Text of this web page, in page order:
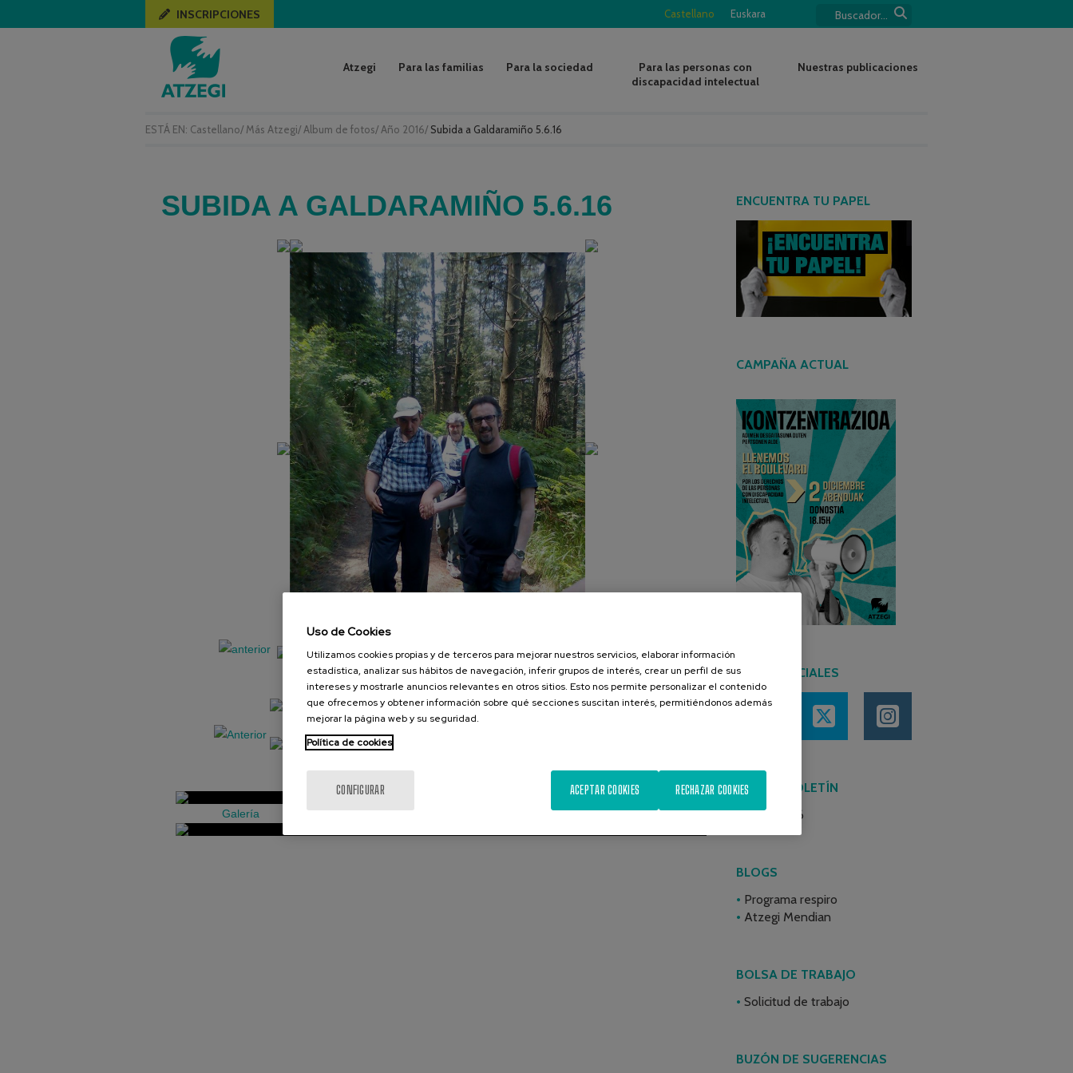
ESTÁ EN: Castellano/ Más Atzegi/ Album de fotos/ Año 2016/ Subida a Galdaramiño 5.6.16
Castellano Euskara
INSCRIPCIONES
Atzegi Para las familias Para la sociedad
Para las personas con
discapacidad intelectual
Nuestras publicaciones
SUBIDA A GALDARAMIÑO 5.6.16
IMG-20160605-WA0008
Galería Presentación Diapositiva
ENCUENTRA TU PAPEL
CAMPAÑA ACTUAL
REDES SOCIALES
ÚLTIMO BOLETÍN
Junio 2026
BLOGS
Programa respiro
Atzegi Mendian
BOLSA DE TRABAJO
Solicitud de trabajo
BUZÓN DE SUGERENCIAS
Uso de Cookies
Utilizamos cookies propias y de terceros para mejorar nuestros servicios, elaborar información
estadística, analizar sus hábitos de navegación, inferir grupos de interés, crear un perfil de sus
intereses y mostrarle anuncios relevantes en otros sitios. Esto nos permite personalizar el contenido
que ofrecemos y obtener información sobre qué secciones suscitan interés, permitiéndonos además
mejorar la página web y su seguridad.
Política de cookies
CONFIGURAR RECHAZAR COOKIES
ACEPTAR COOKIES